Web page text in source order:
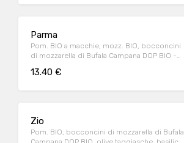
Parma
Pom. BIO a macchie, mozz. BIO, bocconcini
di mozzarella di Bufala Campana DOP BIO -
origano
13.40 €
Zio
Pom. BIO, bocconcini di mozzarella di Bufala